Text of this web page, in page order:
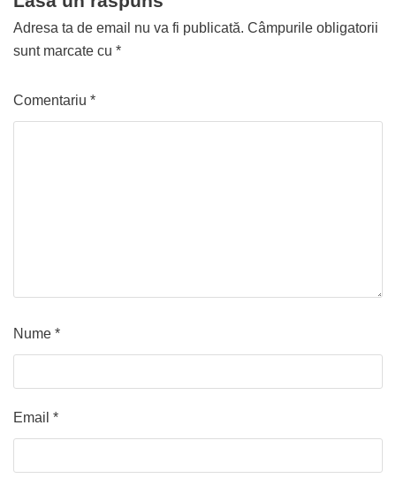
Adresa ta de email nu va fi publicată. Câmpurile obligatorii
sunt marcate cu *
Comentariu *
Nume *
Email *